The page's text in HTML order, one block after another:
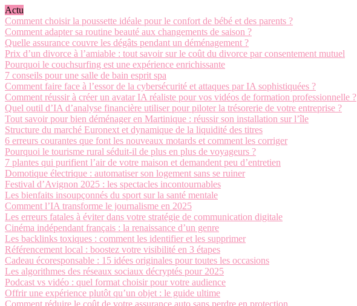
Actu
Comment choisir la poussette idéale pour le confort de bébé et des parents ?
Comment adapter sa routine beauté aux changements de saison ?
Quelle assurance couvre les dégâts pendant un déménagement ?
Prix d’un divorce à l’amiable : tout savoir sur le coût du divorce par consentement mutuel
Pourquoi le couchsurfing est une expérience enrichissante
7 conseils pour une salle de bain esprit spa
Comment faire face à l’essor de la cybersécurité et attaques par IA sophistiquées ?
Comment réussir à créer un avatar IA réaliste pour vos vidéos de formation professionnelle ?
Quel outil d’IA d’analyse financière utiliser pour piloter la trésorerie de votre entreprise ?
Tout savoir pour bien déménager en Martinique : réussir son installation sur l’île
Structure du marché Euronext et dynamique de la liquidité des titres
6 erreurs courantes que font les nouveaux motards et comment les corriger
Pourquoi le tourisme rural séduit-il de plus en plus de voyageurs ?
7 plantes qui purifient l’air de votre maison et demandent peu d’entretien
Domotique électrique : automatiser son logement sans se ruiner
Festival d’Avignon 2025 : les spectacles incontournables
Les bienfaits insoupçonnés du sport sur la santé mentale
Comment l’IA transforme le journalisme en 2025
Les erreurs fatales à éviter dans votre stratégie de communication digitale
Cinéma indépendant français : la renaissance d’un genre
Les backlinks toxiques : comment les identifier et les supprimer
Référencement local : boostez votre visibilité en 3 étapes
Cadeau écoresponsable : 15 idées originales pour toutes les occasions
Les algorithmes des réseaux sociaux décryptés pour 2025
Podcast vs vidéo : quel format choisir pour votre audience
Offrir une expérience plutôt qu’un objet : le guide ultime
Comment réduire le coût de votre assurance auto sans perdre en protection